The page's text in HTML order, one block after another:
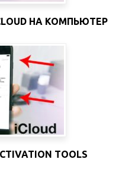
НА КОМПЬЮТЕР
TOOLS